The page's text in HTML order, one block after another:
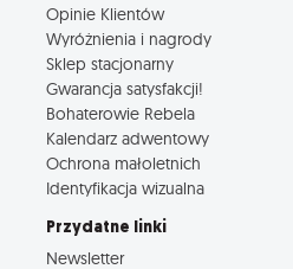
Opinie Klientów
Wyróżnienia i nagrody
Sklep stacjonarny
Gwarancja satysfakcji!
Bohaterowie Rebela
Kalendarz adwentowy
Ochrona małoletnich
Identyfikacja wizualna
Przydatne linki
Newsletter